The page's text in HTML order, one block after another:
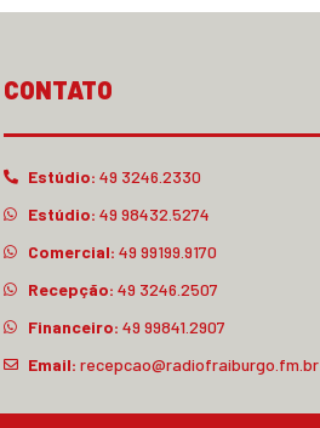
CONTATO
Estúdio: 49 3246.2330
Estúdio: 49 98432.5274
Comercial: 49 99199.9170
Recepção: 49 3246.2507
Financeiro: 49 99841.2907
Email: recepcao@radiofraiburgo.fm.br